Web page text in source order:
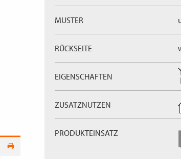
MUSTER
RÜCKSEITE
EIGENSCHAFTEN
ZUSATZNUTZEN
PRODUKTEINSATZ